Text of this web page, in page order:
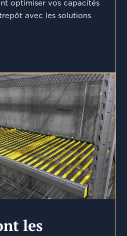
optimiser vos capacités
avec les solutions
les